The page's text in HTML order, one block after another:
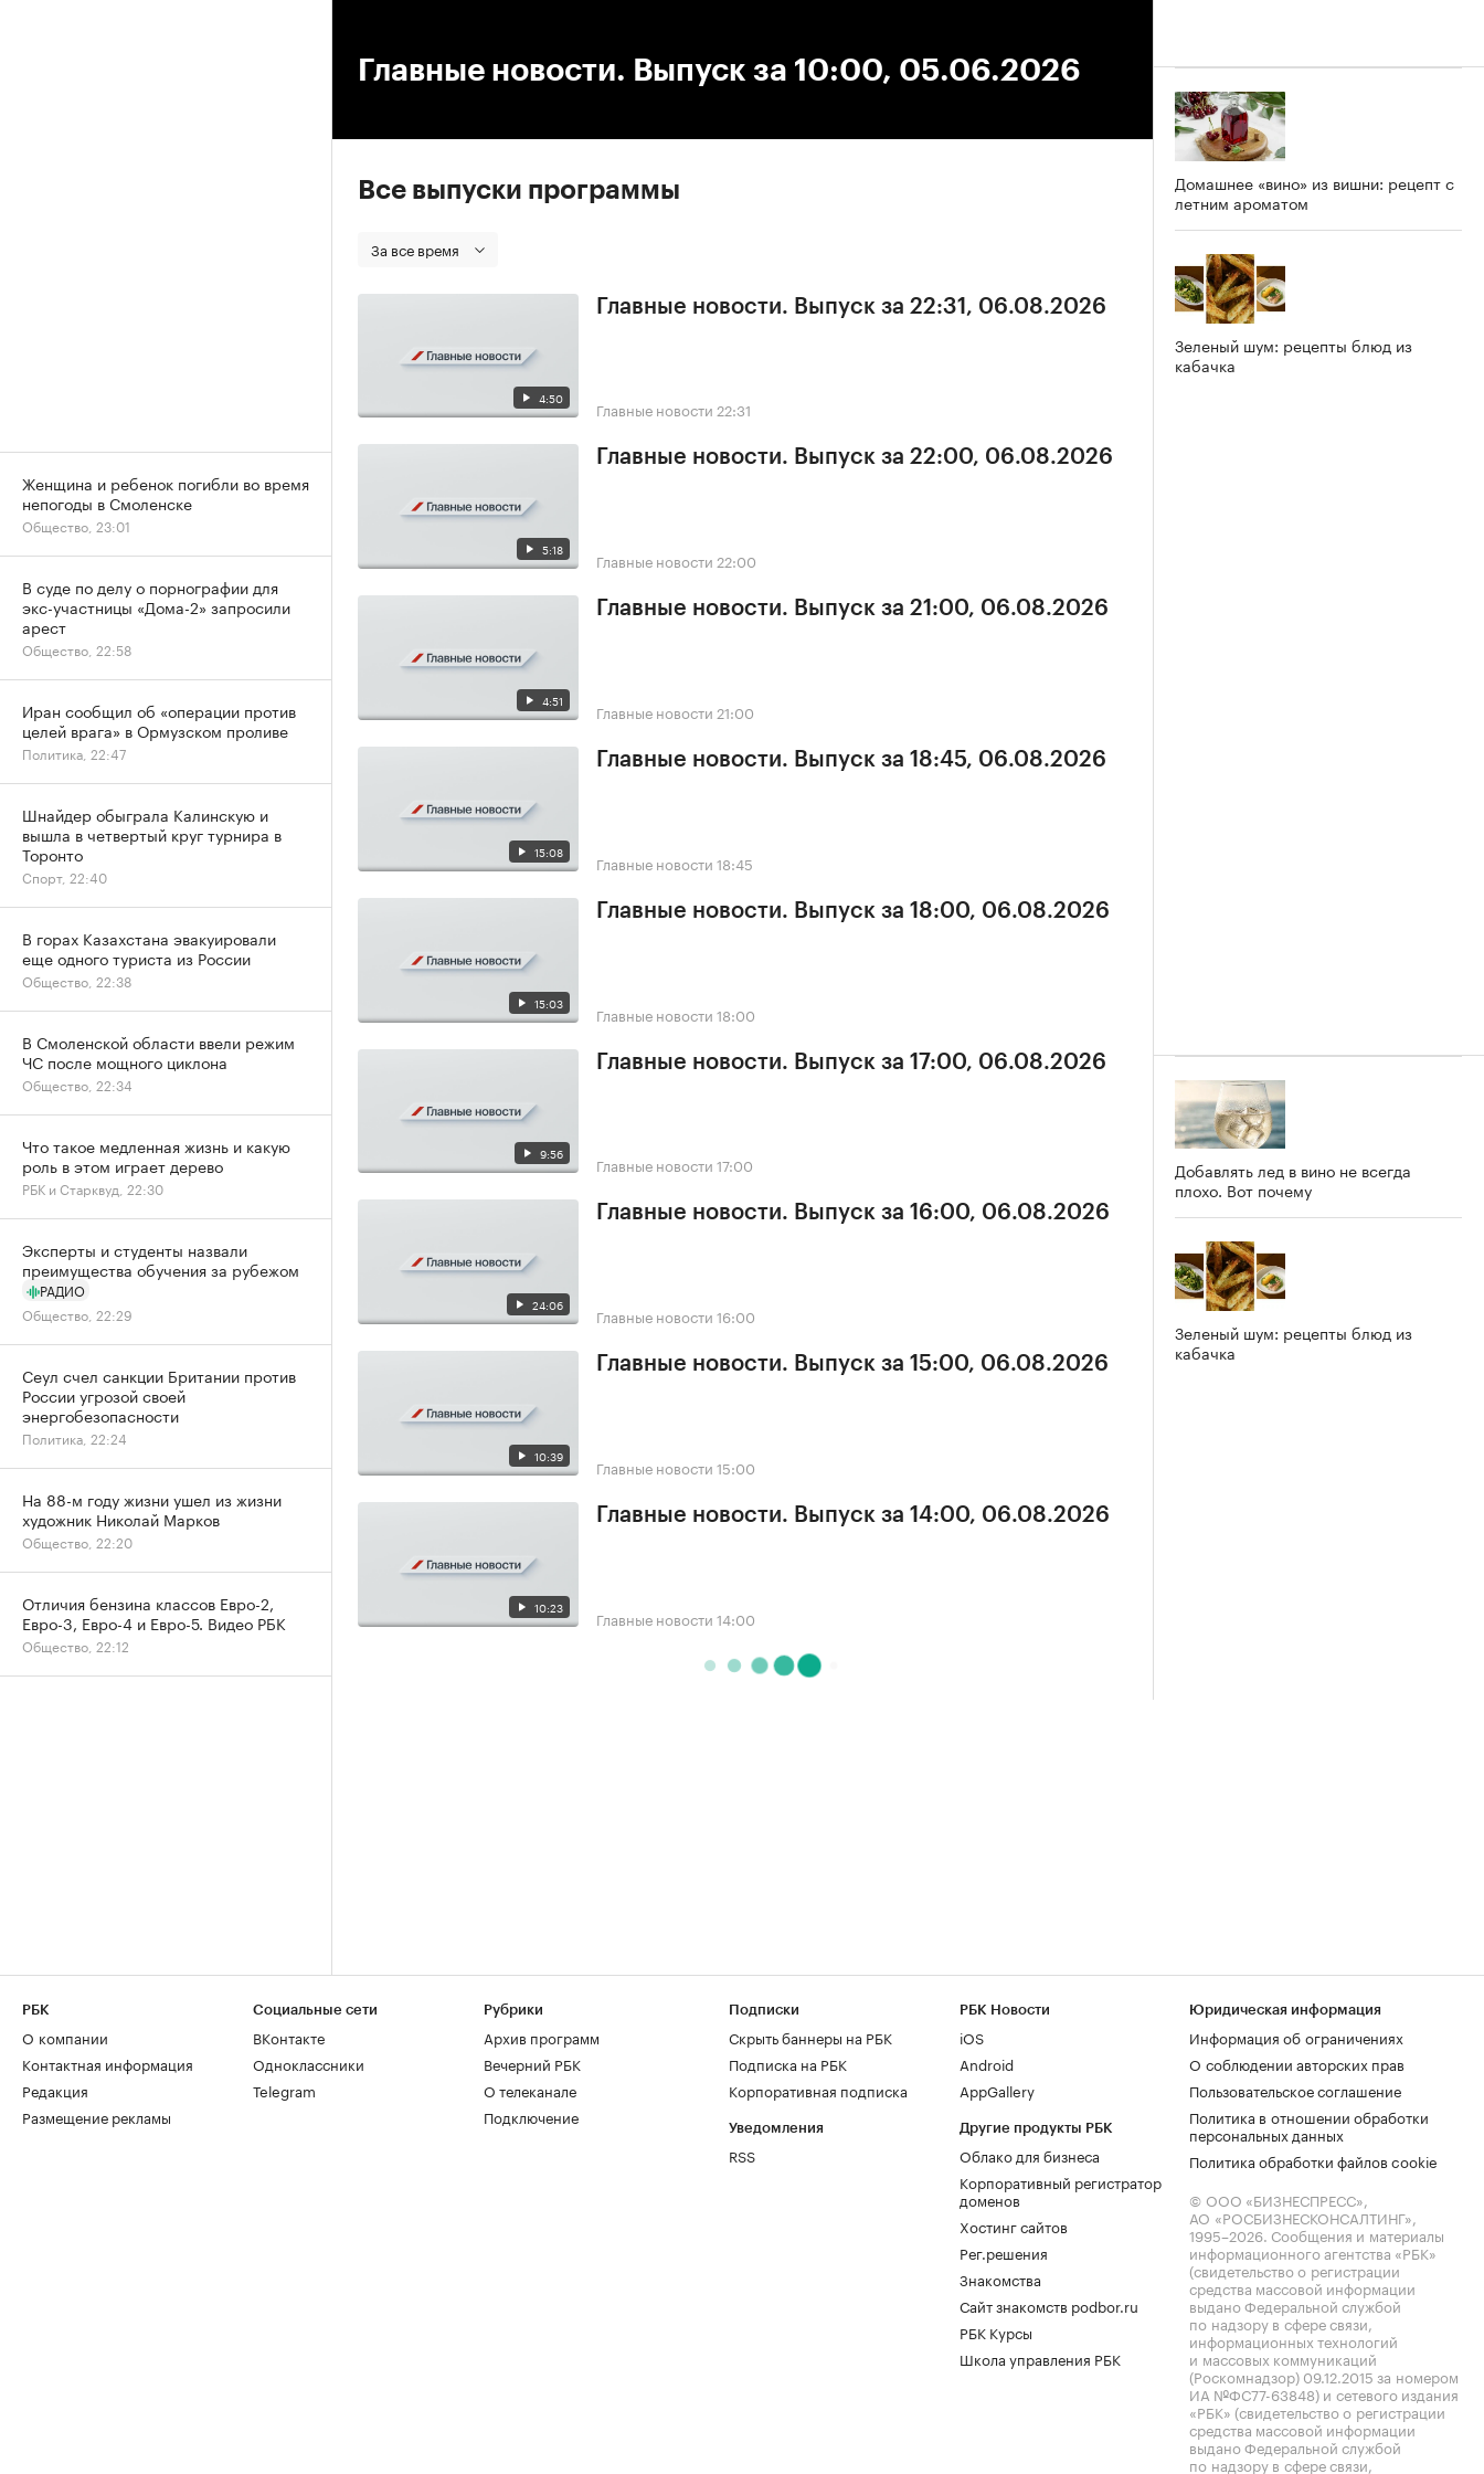
Главные новости. Выпуск за 10:00, 05.06.2026
Все выпуски программы
За все время
4:50
Главные новости. Выпуск за 22:31, 06.08.2026
Главные новости 22:31
5:18
Главные новости. Выпуск за 22:00, 06.08.2026
Главные новости 22:00
4:51
Главные новости. Выпуск за 21:00, 06.08.2026
Главные новости 21:00
15:08
Главные новости. Выпуск за 18:45, 06.08.2026
Главные новости 18:45
15:03
Главные новости. Выпуск за 18:00, 06.08.2026
Главные новости 18:00
9:56
Главные новости. Выпуск за 17:00, 06.08.2026
Главные новости 17:00
24:06
Главные новости. Выпуск за 16:00, 06.08.2026
Главные новости 16:00
10:39
Главные новости. Выпуск за 15:00, 06.08.2026
Главные новости 15:00
10:23
Главные новости. Выпуск за 14:00, 06.08.2026
Главные новости 14:00
Домашнее «вино» из вишни: рецепт с
летним ароматом
Зеленый шум: рецепты блюд из
кабачка
Добавлять лед в вино не всегда
плохо. Вот почему
Зеленый шум: рецепты блюд из
кабачка
Женщина и ребенок погибли во время
непогоды в Смоленске
Общество, 23:01
В суде по делу о порнографии для
экс-участницы «Дома-2» запросили
арест
Общество, 22:58
Иран сообщил об «операции против
целей врага» в Ормузском проливе
Политика, 22:47
Шнайдер обыграла Калинскую и
вышла в четвертый круг турнира в
Торонто
Спорт, 22:40
В горах Казахстана эвакуировали
еще одного туриста из России
Общество, 22:38
В Смоленской области ввели режим
ЧС после мощного циклона
Общество, 22:34
Что такое медленная жизнь и какую
роль в этом играет дерево
РБК и Старквуд, 22:30
Эксперты и студенты назвали
преимущества обучения за рубежом
РАДИО
Общество, 22:29
Сеул счел санкции Британии против
России угрозой своей
энергобезопасности
Политика, 22:24
На 88-м году жизни ушел из жизни
художник Николай Марков
Общество, 22:20
Отличия бензина классов Евро-2,
Евро-3, Евро-4 и Евро-5. Видео РБК
Общество, 22:12
РБК
О компании
Контактная информация
Редакция
Размещение рекламы
Социальные сети
ВКонтакте
Одноклассники
Telegram
Рубрики
Архив программ
Вечерний РБК
О телеканале
Подключение
Подписки
Скрыть баннеры на РБК
Подписка на РБК
Корпоративная подписка
Уведомления
RSS
РБК Новости
iOS
Android
AppGallery
Другие продукты РБК
Облако для бизнеса
Корпоративный регистратор
доменов
Хостинг сайтов
Рег.решения
Знакомства
Сайт знакомств podbor.ru
РБК Курсы
Школа управления РБК
Юридическая информация
Информация об ограничениях
О соблюдении авторских прав
Пользовательское соглашение
Политика в отношении обработки
персональных данных
Политика обработки файлов cookie
© ООО «БИЗНЕСПРЕСС»,
АО «РОСБИЗНЕСКОНСАЛТИНГ»,
1995–2026. Сообщения и материалы
информационного агентства «РБК»
(свидетельство о регистрации
средства массовой информации
выдано Федеральной службой
по надзору в сфере связи,
информационных технологий
и массовых коммуникаций
(Роскомнадзор) 09.12.2015 за номером
ИА №ФС77-63848) и сетевого издания
«РБК» (свидетельство о регистрации
средства массовой информации
выдано Федеральной службой
по надзору в сфере связи,